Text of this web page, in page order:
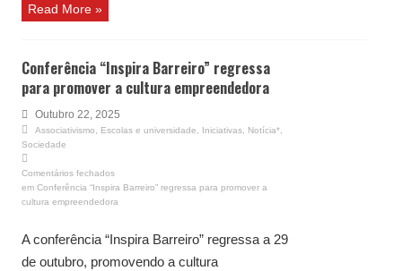
Read More »
Conferência “Inspira Barreiro” regressa
para promover a cultura empreendedora
Outubro 22, 2025
Associativismo Escolas e universidade Iniciativas Notícia*
Sociedade
Comentários fechados
em Conferência “Inspira Barreiro” regressa para promover a
cultura empreendedora
A conferência “Inspira Barreiro” regressa a 29
de outubro, promovendo a cultura